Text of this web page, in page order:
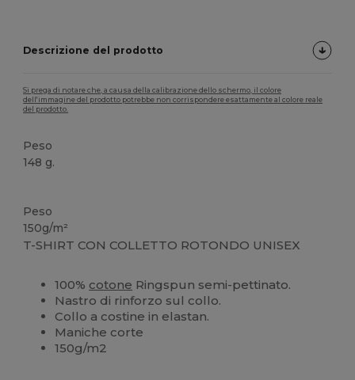
Descrizione del prodotto
Si prega di notare che, a causa della calibrazione dello schermo, il colore
dell'immagine del prodotto potrebbe non corrispondere esattamente al colore reale
del prodotto.
Peso
148 g.
Peso
150g/m²
T-SHIRT CON COLLETTO ROTONDO UNISEX
100% cotone Ringspun semi-pettinato.
Nastro di rinforzo sul collo.
Collo a costine in elastan.
Maniche corte
150g/m2